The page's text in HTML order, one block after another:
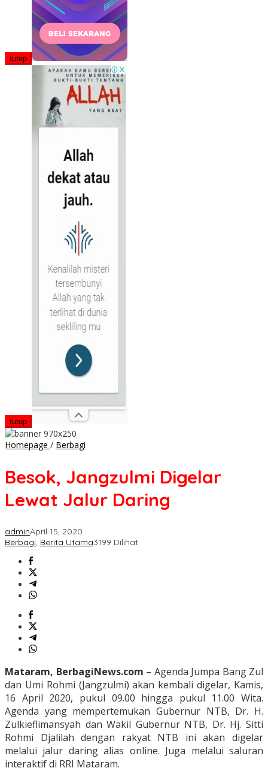
tutup
tutup
Homepage / Berbagi
Lewat
Jalur
Daring
Besok, Jangzulmi Digelar
Lewat Jalur Daring
adminApril 15, 2020
Berbagi, Berita Utama3199 Dilihat
Mataram, BerbagiNews.com – Agenda Jumpa Bang Zul
dan Umi Rohmi (Jangzulmi) akan kembali digelar, Kamis,
16 April 2020, pukul 09.00 hingga pukul 11.00 Wita.
Agenda yang mempertemukan Gubernur NTB, Dr. H.
Zulkieflimansyah dan Wakil Gubernur NTB, Dr. Hj. Sitti
Rohmi Djalilah dengan rakyat NTB ini akan digelar
melalui jalur daring alias online. Juga melalui saluran
interaktif di RRI Mataram.